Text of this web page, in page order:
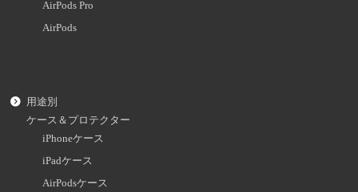
AirPods Pro
AirPods
用途別
ケース＆プロテクター
iPhoneケース
iPadケース
AirPodsケース